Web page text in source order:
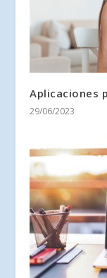
Aplicaciones
29/06/2023